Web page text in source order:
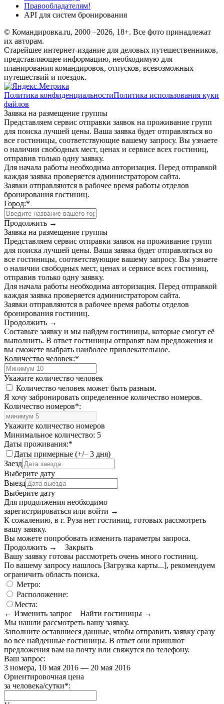
Правообладателям!
API для систем бронирования
© Командировка.ru, 2000 –2026, 18+. Все фото принадлежат
их авторам.
Старейшее интернет-издание для деловых путешественников,
представляющее информацию, необходимую для
планирования командировок, отпусков, всевозможных
путешествий и поездок.
Политика конфиденциальностиПолитика использования куки
файлов
Заявка на размещение группы
Представляем сервис отправки заявок на проживание групп
для поиска лучшей цены. Ваша заявка будет отправляться во
все гостиницы, соответствующие вашему запросу. Вы узнаете
о наличии свободных мест, ценах и сервисе всех гостиниц,
отправив только одну заявку.
Для начала работы необходима авторизация. Перед отправкой
каждая заявка проверяется администратором сайта.
Заявки отправляются в рабочее время работы отделов
бронирования гостиниц.
Город:*
Продолжить →
Заявка на размещение группы
Представляем сервис отправки заявок на проживание групп
для поиска лучшей цены. Ваша заявка будет отправляться во
все гостиницы, соответствующие вашему запросу. Вы узнаете
о наличии свободных мест, ценах и сервисе всех гостиниц,
отправив только одну заявку.
Для начала работы необходима авторизация. Перед отправкой
каждая заявка проверяется администратором сайта.
Заявки отправляются в рабочее время работы отделов
бронирования гостиниц.
Продолжить →
Составьте заявку и мы найдем гостиницы, которые смогут её
выполнить. В ответ гостиницы отправят вам предложения и
вы сможете выбрать наиболее привлекательное.
Количество человек:*
Укажите количество человек
Количество человек может быть разным.
Я хочу забронировать определенное количество номеров.
Количество номеров*:
Укажите количество номеров
Минимальное количество: 5
Даты проживания:*
Даты примерные (+/– 3 дня)
Заезд
Выберите дату
Выезд
Выберите дату
Для продолжения необходимо
зарегистрироваться или войти →
К сожалению, в г. Руза нет гостиниц, готовых рассмотреть
вашу заявку.
Вы можете попробовать изменить параметры запроса.
Продолжить →
Закрыть
Вашу заявку готовы рассмотреть очень много гостиниц.
По вашему запросу нашлось [Загрузка карты...], рекомендуем
ограничить область поиска.
Метро:
Расположение:
Места:
← Изменить запрос
Найти гостиницы →
Мы нашли рассмотреть вашу заявку.
Заполните оставшиеся данные, чтобы отправить заявку сразу
во все найденные гостиницы. В ответ они пришлют
предложения вам на почту или свяжутся по телефону.
Ваш запрос:
3 номера, 10 мая 2016 — 20 мая 2016
Ориентировочная цена
за человека/сутки*: